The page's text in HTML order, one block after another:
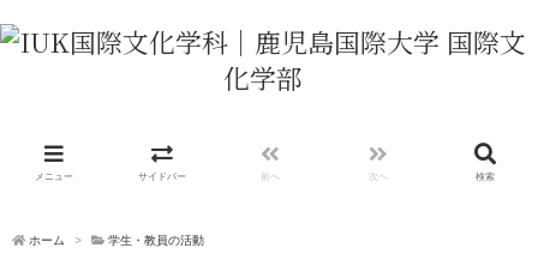
メニュー サイドバー 前へ 次へ 検索
ホーム > 学生・教員の活動